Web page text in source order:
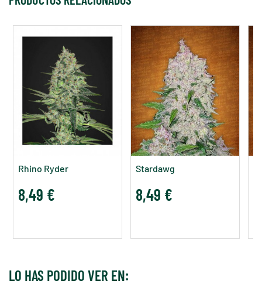
Rhino Ryder
8,49 €
Stardawg
8,49 €
LO HAS PODIDO VER EN: